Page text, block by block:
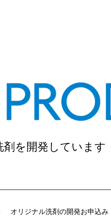
を開発しています
オリジナル洗剤の開発お申込み